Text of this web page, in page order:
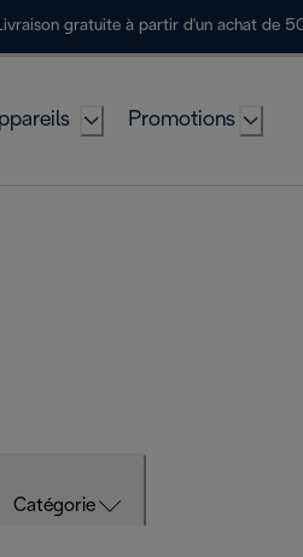
gratuite à partir d'un achat de
Promotions
Catégorie